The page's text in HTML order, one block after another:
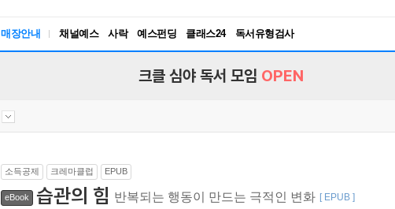
매장안내 채널예스 사락 예스펀딩 클래스24
독서유형검사
RBTI Lab
크클 심야 독서 모임 OPEN
소득공제 크레마클럽 EPUB
eBook 습관의 힘 반복되는 행동이 만드는 극적인 변화 [ EPUB ]